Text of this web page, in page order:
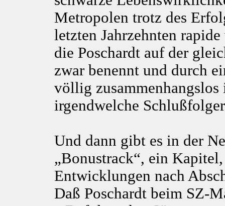
Metropolen trotz des
letzten Jahrzehnten
die Poschardt auf der
zwar benennt und durch
völlig
irgendwelche
Und dann gibt es in der
„Bonustrack“, ein
Entwicklungen nach
Daß Poschardt beim SZ-